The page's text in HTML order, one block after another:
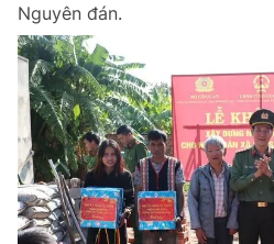
Nguyên đán.